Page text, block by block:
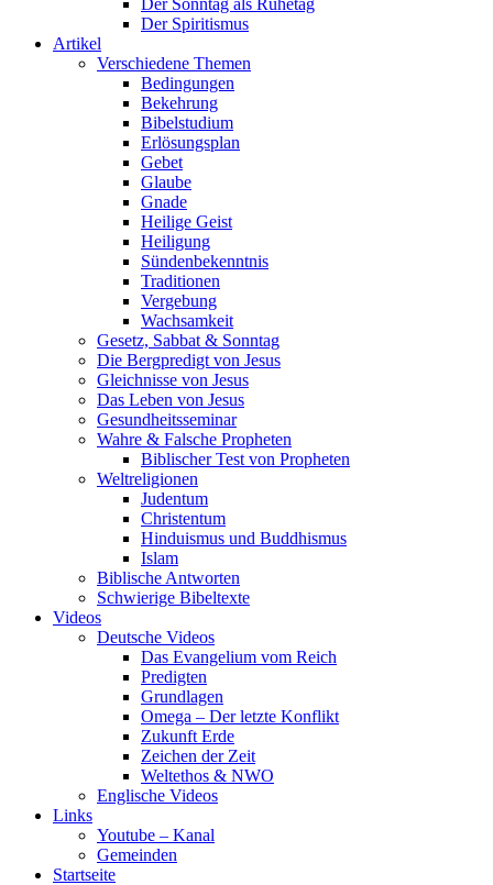
Der Sonntag als Ruhetag
Der Spiritismus
Artikel
Verschiedene Themen
Bedingungen
Bekehrung
Bibelstudium
Erlösungsplan
Gebet
Glaube
Gnade
Heilige Geist
Heiligung
Sündenbekenntnis
Traditionen
Vergebung
Wachsamkeit
Gesetz, Sabbat & Sonntag
Die Bergpredigt von Jesus
Gleichnisse von Jesus
Das Leben von Jesus
Gesundheitsseminar
Wahre & Falsche Propheten
Biblischer Test von Propheten
Weltreligionen
Judentum
Christentum
Hinduismus und Buddhismus
Islam
Biblische Antworten
Schwierige Bibeltexte
Videos
Deutsche Videos
Das Evangelium vom Reich
Predigten
Grundlagen
Omega – Der letzte Konflikt
Zukunft Erde
Zeichen der Zeit
Weltethos & NWO
Englische Videos
Links
Youtube – Kanal
Gemeinden
Startseite